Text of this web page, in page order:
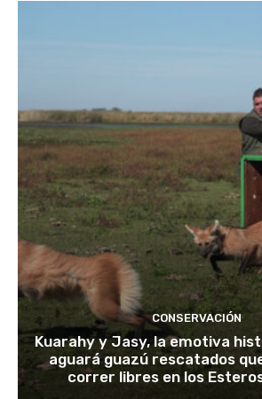
CONSERVACIÓN
Kuarahy y Jasy, la emotiva
aguará guazú rescatados
correr libres en los